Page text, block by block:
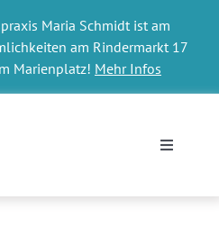
Maria Schmidt ist am
am Rindermarkt 17
Marienplatz! Mehr Infos
Toggle